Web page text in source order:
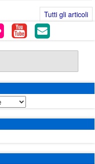
Tutti gli articoli